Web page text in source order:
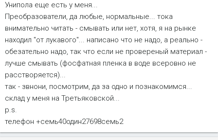
Унипола еще есть у меня...
Преобразователи, да любые, нормальные... тока
внимательно читать - смывать или нет, хотя, я на рынке
находил "от лукавого"... написано что не надо, а реально -
обезательно надо, так что если не провереный материал -
лучше смывать (фосфатная пленка в воде всеровно не
расстворяется)...
так - звнони, посмотрим, да за одно и познакомимся...
склад у меня на Третьяковской...
p.s.
телефон +семь40один27698семь2